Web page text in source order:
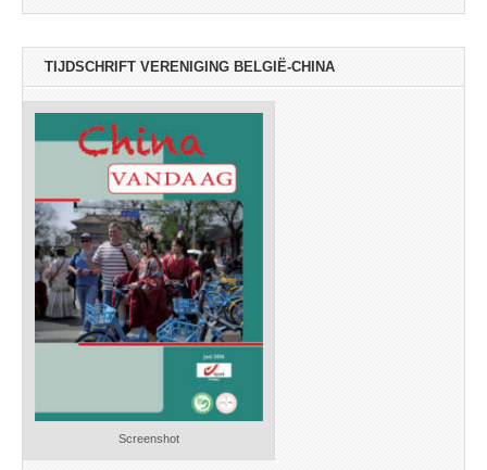
TIJDSCHRIFT VERENIGING BELGIË-CHINA
Screenshot